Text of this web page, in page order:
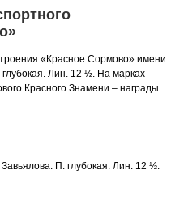
«Красное Сормово» имени
Лин. 12 ½. На марках –
Красного Знамени – награды
П. глубокая. Лин. 12 ½.